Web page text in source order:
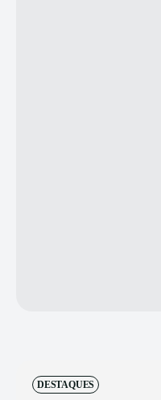
DESTAQUES